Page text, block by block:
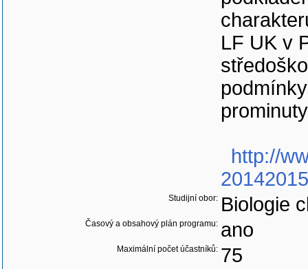
LF UK v
http://
Studijní obor: Biologie
Časový a obsahový plán programu: ano
Maximální počet účastníků: 75